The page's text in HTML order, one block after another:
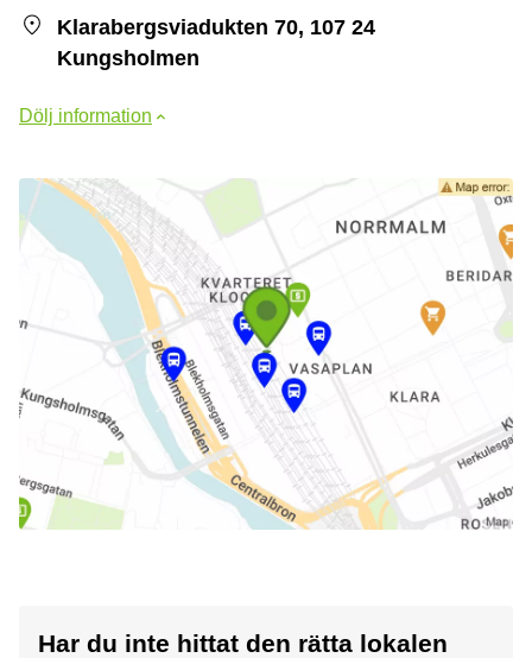
Klarabergsviadukten 70, 107 24
Kungsholmen
Dölj information
Har du inte hittat den rätta lokalen